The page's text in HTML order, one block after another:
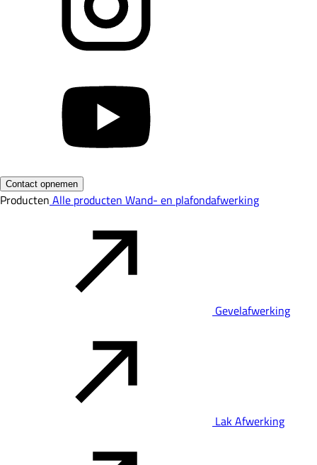
Contact opnemen
Producten Alle producten Wand- en plafondafwerking
Gevelafwerking
Lak Afwerking